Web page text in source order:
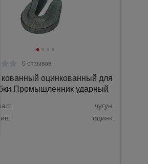
0 отзывов
кованный оцинкованный для
Промышленник ударный
чугун.
оцинк.